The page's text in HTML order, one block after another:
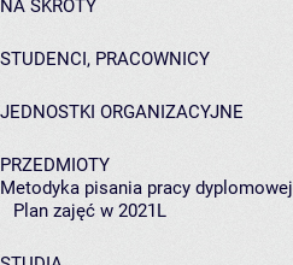
NA SKRÓTY
STUDENCI, PRACOWNICY
JEDNOSTKI ORGANIZACYJNE
PRZEDMIOTY
Metodyka pisania pracy dyplomowej
Plan zajęć w 2021L